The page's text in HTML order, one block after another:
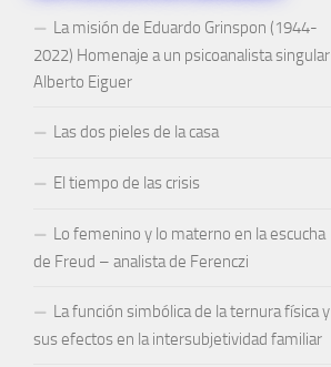
La misión de Eduardo Grinspon (1944-
2022) Homenaje a un psicoanalista singular
Alberto Eiguer
Las dos pieles de la casa
El tiempo de las crisis
Lo femenino y lo materno en la escucha
de Freud – analista de Ferenczi
La función simbólica de la ternura física y
sus efectos en la intersubjetividad familiar